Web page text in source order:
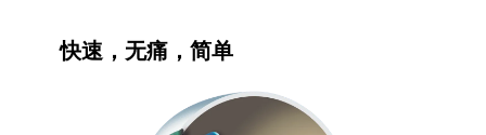
快速，无痛，简单